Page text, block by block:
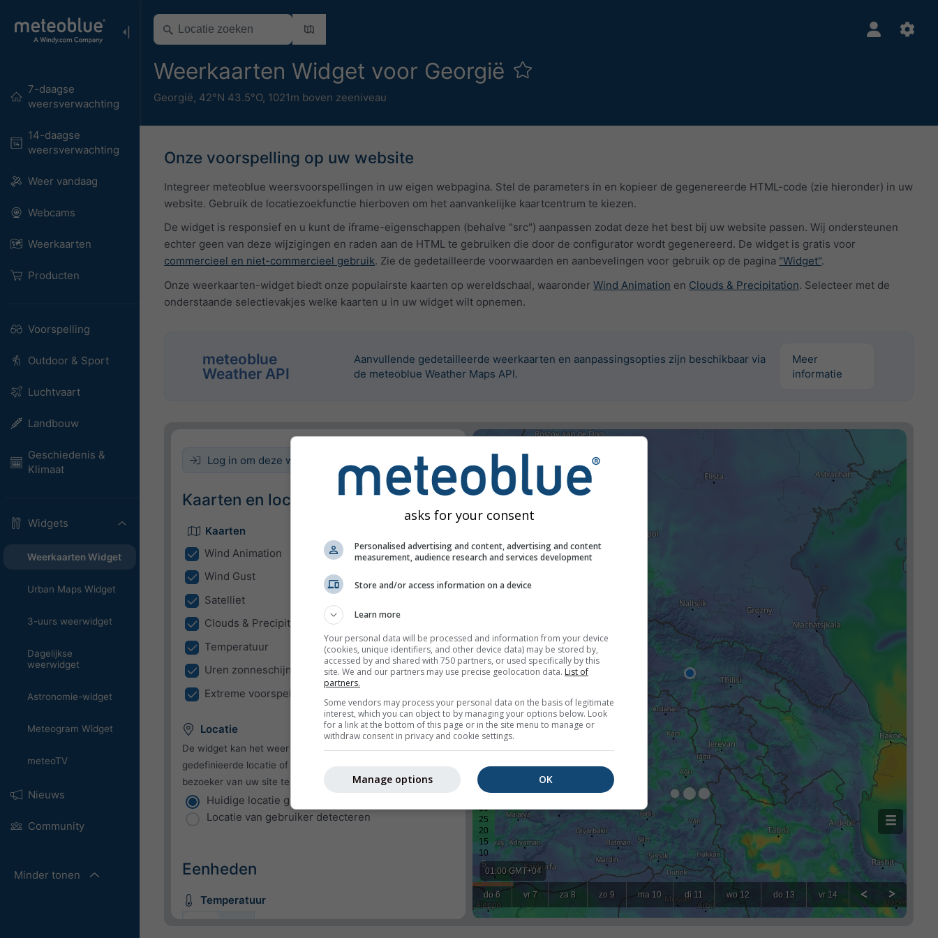
7-daagse
weersverwachting
14-daagse
weersverwachting
Weer vandaag
Webcams
Weerkaarten
Producten
Voorspelling
Outdoor & Sport
Luchtvaart
Landbouw
Geschiedenis &
Klimaat
Widgets
Weerkaarten Widget
Urban Maps Widget
3-uurs weerwidget
Dagelijkse
weerwidget
Astronomie-widget
Meteogram Widget
meteoTV
Nieuws
Community
Minder tonen
Weerkaarten Widget voor Georgië
Georgië, 42°N 43.5°O, 1021m boven zeeniveau
Onze voorspelling op uw website
Integreer meteoblue weersvoorspellingen in uw eigen webpagina. Stel de parameters in en kopieer de gegenereerde HTML-code (zie hieronder) in uw
website. Gebruik de locatiezoekfunctie hierboven om het aanvankelijke kaartcentrum te kiezen.
De widget is responsief en u kunt de iframe-eigenschappen (behalve "src") aanpassen zodat deze het best bij uw website passen. Wij ondersteunen
echter geen van deze wijzigingen en raden aan de HTML te gebruiken die door de configurator wordt gegenereerd. De widget is gratis voor
commercieel en niet-commercieel gebruik. Zie de gedetailleerde voorwaarden en aanbevelingen voor gebruik op de pagina "Widget".
Onze weerkaarten-widget biedt onze populairste kaarten op wereldschaal, waaronder Wind Animation en Clouds & Precipitation. Selecteer met de
onderstaande selectievakjes welke kaarten u in uw widget wilt opnemen.
meteoblue
Weather API
Aanvullende gedetailleerde weerkaarten en aanpassingsopties zijn beschikbaar via
de meteoblue Weather Maps API.
Meer
informatie
Log in om deze widget in te sluiten.
Kaarten en locatie
Kaarten
Wind Animation
Wind Gust
Satelliet
Clouds & Precipitation
Temperatuur
Uren zonneschijn
Extreme voorspelling
Locatie
De widget kan het weer tonen voor een vooraf
gedefinieerde locatie of proberen de locatie van elke
bezoeker van uw site te detecteren.
Huidige locatie gebruiken
Locatie van gebruiker detecteren
Eenheden
Temperatuur
asks for your consent
Personalised advertising and content, advertising and content
measurement, audience research and services development
Store and/or access information on a device
Learn more
Your personal data will be processed and information from your device
(cookies, unique identifiers, and other device data) may be stored by,
accessed by and shared with 750 partners, or used specifically by this
site. We and our partners may use precise geolocation data. List of
partners.
Some vendors may process your personal data on the basis of legitimate
interest, which you can object to by managing your options below. Look
for a link at the bottom of this page or in the site menu to manage or
withdraw consent in privacy and cookie settings.
OK
Manage options